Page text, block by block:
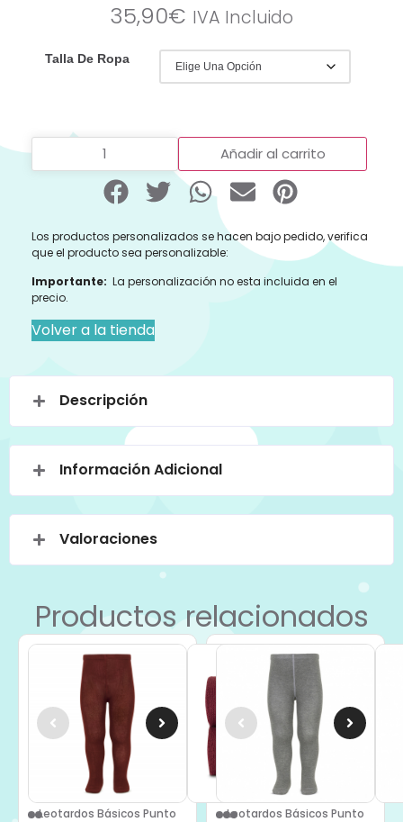
35,90€ IVA Incluido
Talla De Ropa
Añadir al carrito
Los productos personalizados se hacen bajo pedido, verifica
que el producto sea personalizable:
Importante: La personalización no esta incluida en el
precio.
Volver a la tienda
Descripción
Información Adicional
Valoraciones
Productos relacionados
Leotardos Básicos Punto
Leotardos Básicos Punto